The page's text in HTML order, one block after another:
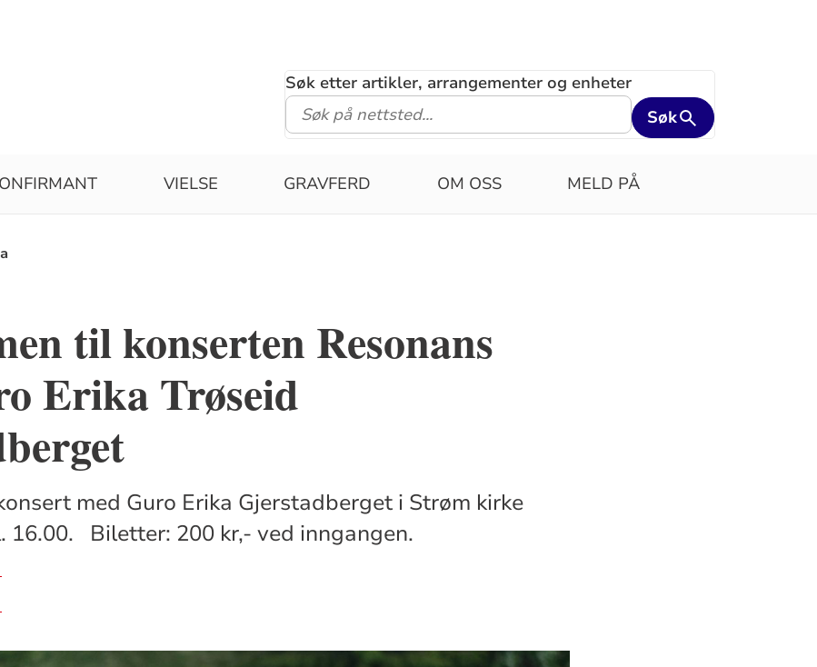
Søk etter artikler, arrangementer og enheter
Søk
VIELSE GRAVFERD OM OSS MELD PÅ
til konserten Resonans
Erika Trøseid
med Guro Erika Gjerstadberget i Strøm kirke
16.00. Biletter: 200 kr,- ved inngangen.